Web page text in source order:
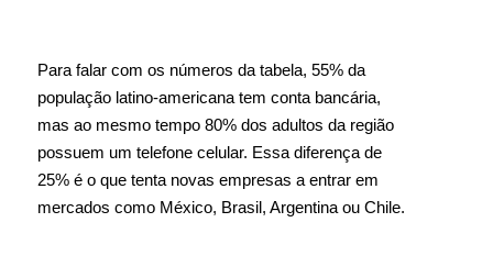
Para falar com os números da tabela, 55% da
população latino-americana tem conta bancária,
mas ao mesmo tempo 80% dos adultos da região
possuem um telefone celular. Essa diferença de
25% é o que tenta novas empresas a entrar em
mercados como México, Brasil, Argentina ou Chile.